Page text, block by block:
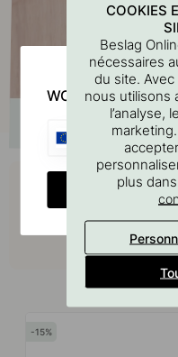
15
COOKIES
Beslag
nécessaires
du site.
nous utilisons
l’analyse,
plus
WOULD YOU